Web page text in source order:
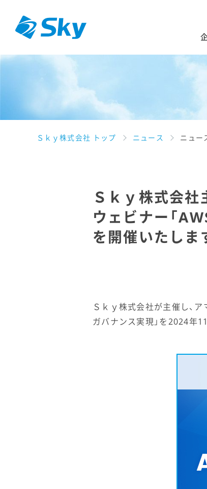
Ｓｋｙ株式会社 トップ ニュース ニュー
Ｓｋｙ株式会
ウェビナー「
を開催いたしま
Ｓｋｙ株式会社が主催し、
ガバナンス実現」を2024年